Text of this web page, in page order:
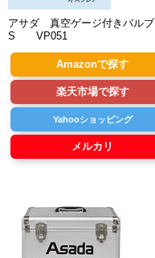
アサダ 真空ゲージ付きバルブ
S VP051
Amazonで探す
楽天市場で探す
Yahooショッピング
メルカリ